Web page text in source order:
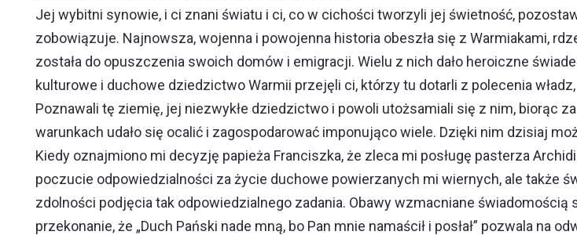
Jej wybitni synowie, i ci znani światu i ci, co w cichości tworzyli jej świetność,
zobowiązuje. Najnowsza, wojenna i powojenna historia obeszła się z Warmiakami,
została do opuszczenia swoich domów i emigracji. Wielu z nich dało heroiczne
kulturowe i duchowe dziedzictwo Warmii przejęli ci, którzy tu dotarli z polecenia
Poznawali tę ziemię, jej niezwykłe dziedzictwo i powoli utożsamiali się z nim, biorąc
warunkach udało się ocalić i zagospodarować imponująco wiele. Dzięki nim dzisiaj
Kiedy oznajmiono mi decyzję papieża Franciszka, że zleca mi posługę pasterza
poczucie odpowiedzialności za życie duchowe powierzanych mi wiernych, ale także
zdolności podjęcia tak odpowiedzialnego zadania. Obawy wzmacniane
przekonanie, że „Duch Pański nade mną, bo Pan mnie namaścił i posłał” pozwala na